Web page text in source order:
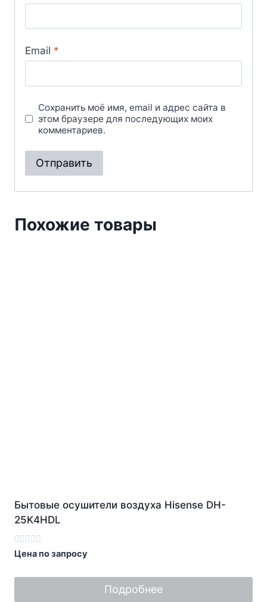
Email *
Сохранить моё имя, email и адрес сайта в
этом браузере для последующих моих
комментариев.
Похожие товары
Бытовые осушители воздуха Hisense DH-
25K4HDL
Оценка
0
5
Цена по запросу
Подробнее